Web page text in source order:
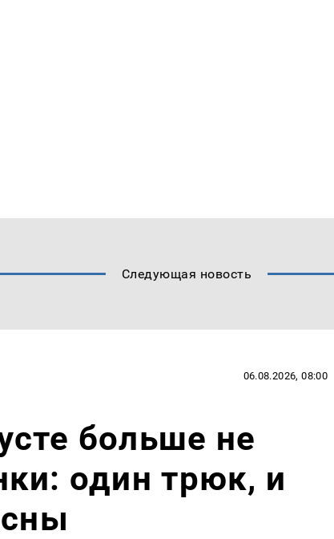
Следующая новость
06.08.2026, 08:00
больше не
один трюк, и